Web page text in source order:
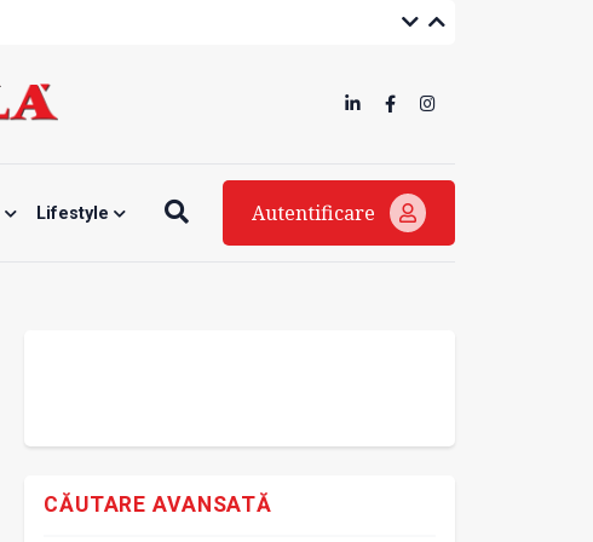
Lifestyle Autentificare
CĂUTARE AVANSATĂ